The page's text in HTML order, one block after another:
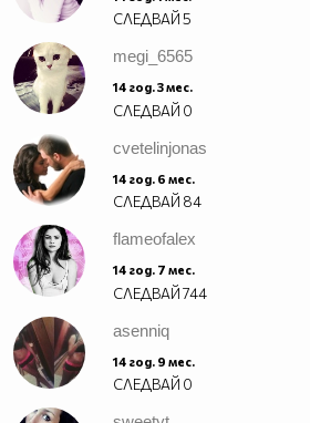
СЛЕДВАЙ5
megi_6565
14 год. 3 мес.
СЛЕДВАЙ 0
cvetelinjonas
14 год. 6 мес.
СЛЕДВАЙ 84
flameofalex
14 год. 7 мес.
СЛЕДВАЙ744
asenniq
14 год. 9 мес.
СЛЕДВАЙ 0